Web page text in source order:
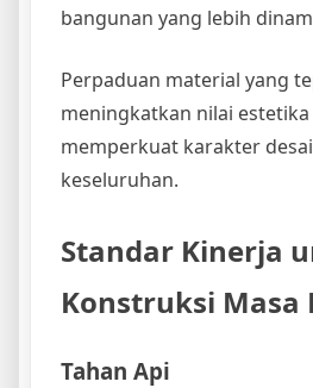
bangunan yang lebih
Perpaduan material yang
meningkatkan nilai
memperkuat karakter
keseluruhan.
Standar Kinerja
Konstruksi Masa
Tahan Api